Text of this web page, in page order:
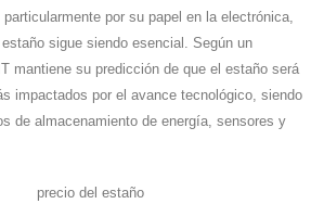
por su papel en la electrónica,
sigue siendo esencial. Según un
mantiene su predicción de que el estaño será
impactados por el avance tecnológico, siendo
de almacenamiento de energía, sensores y